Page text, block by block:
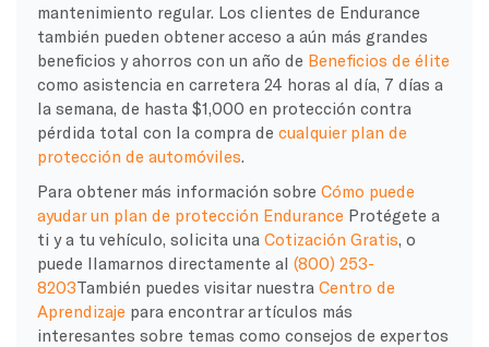
mantenimiento regular. Los clientes de Endurance
también pueden obtener acceso a aún más grandes
beneficios y ahorros con un año de Beneficios de élite
como asistencia en carretera 24 horas al día, 7 días a
la semana, de hasta $1,000 en protección contra
pérdida total con la compra de cualquier plan de
protección de automóviles
Para obtener más información sobre Cómo puede
ayudar un plan de protección Endurance Protégete a
ti y a tu vehículo, solicita una Cotización Gratis , o
puede llamarnos directamente al (800) 253-
8203También puedes visitar nuestra Centro de
Aprendizaje para encontrar artículos más
interesantes sobre temas como consejos de expertos